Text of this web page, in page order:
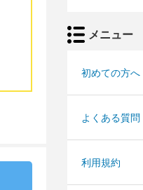
メニュー
初めての方へ
よくある質問
利用規約